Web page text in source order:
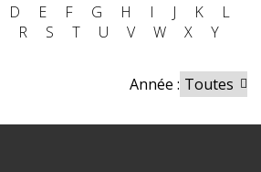
D E F G H I J K
L
R S T U V W X
Y
Année :